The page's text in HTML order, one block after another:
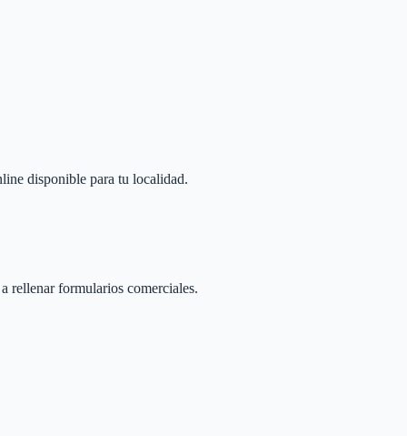
disponible para tu localidad.
rellenar formularios comerciales.